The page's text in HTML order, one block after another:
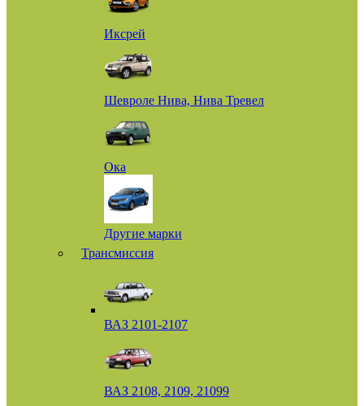
Иксрей
Шевроле Нива, Нива Тревел
Ока
Другие марки
Трансмиссия
ВАЗ 2101-2107
ВАЗ 2108, 2109, 21099